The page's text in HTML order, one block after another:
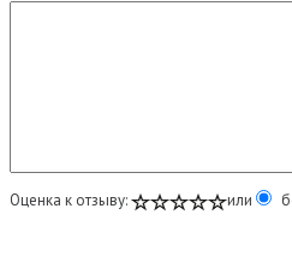
Оценка к отзыву: или